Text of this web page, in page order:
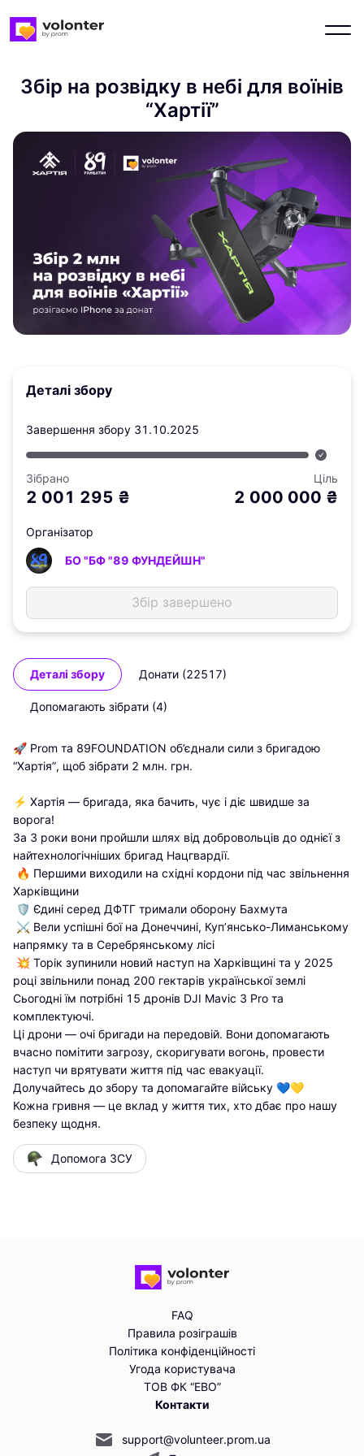
Збір на розвідку в небі для воїнів
“Хартії”
Деталі збору
Завершення збору 31.10.2025
Зібрано
2 001 295 ₴
Ціль
2 000 000 ₴
Організатор
БО "БФ "89 ФУНДЕЙШН"
Збір завершено
Деталі збору Донати (22517)
Допомагають зібрати (4)
🚀 Prom та 89FOUNDATION об’єднали сили з бригадою
“Хартія”, щоб зібрати 2 млн. грн.
⚡ Хартія — бригада, яка бачить, чує і діє швидше за
ворога!
За 3 роки вони пройшли шлях від добровольців до однієї з
найтехнологічніших бригад Нацгвардії.
Харківщини
напрямку та в Серебрянському лісі
році звільнили понад 200 гектарів української землі
Сьогодні їм потрібні 15 дронів DJI Mavic 3 Pro та
комплектуючі.
Ці дрони — очі бригади на передовій. Вони допомагають
вчасно помітити загрозу, скоригувати вогонь, провести
наступ чи врятувати життя під час евакуації.
Долучайтесь до збору та допомагайте війську 💙💛
Кожна гривня — це вклад у життя тих, хто дбає про нашу
безпеку щодня.
Допомога ЗСУ
FAQ
Правила розіграшів
Політика конфіденційності
Угода користувача
ТОВ ФК “ЕВО”
Контакти
support@volunteer.prom.ua